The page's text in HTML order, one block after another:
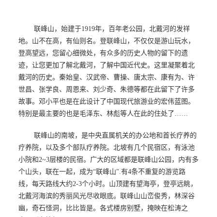
联峰山，始建于1919年，百年老公园，北戴河的发祥
地。山不在高，有仙则名。登联峰山，不仅仅是游山玩水，
登高望远，您留心细微处，有众多的历史人物的留下的遗
迹，让您更加了解北戴河，了解中国近代史。这里凝聚着北
戴河的历史。秦始皇、汉武帝、曹操、唐太宗、康有为、许
世昌、张学良、周恩来、刘少奇、朱德等都在此留下了许多
故事。邓小平也是在此设计了中国现代旅游业的宏伟蓝图。
特别是最主要的也是毛泽东、林彪等人在此的住处了……
联峰山的南坡，是中央直属机关的办公地和首长疗养的
疗养院，以及多个部队疗养院。北坡有几个民宿区，有泳池
小院和2~3层楼的民宿。广大的区域都是联峰山公园，内有多
个山头，联在一起，成为“联峰山".有4条不重复的游览路
线，每天路线大约2-3个小时。山顶建有望海亭，登亭远眺，
北戴河海滨的秀丽风光尽收眼底。联峰山山峦俊秀，林深谷
幽，奇石怪洞，比比皆是。各式楼房别墅，掩映在松涛之